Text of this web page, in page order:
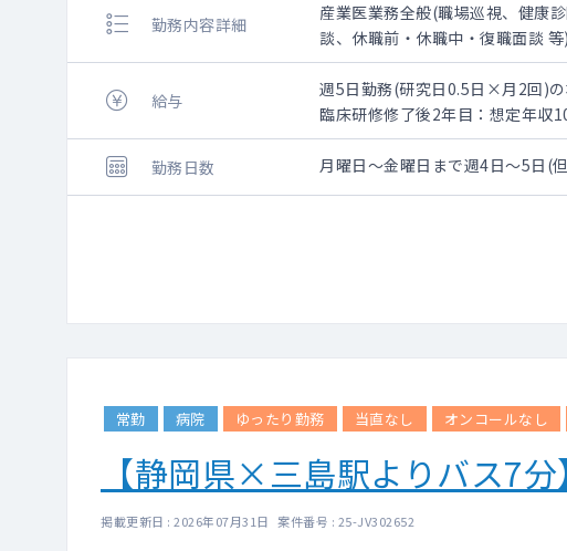
勤務内容詳細
産業医業務全般(職場巡視、健康
談、休職前・休職中・復職面談
ック対応 等
給与
週5日勤務(研究日0.5日×月2回)
臨床研修修了後2年目：想定年収
臨床研修修了後5年目：想定年収
臨床研修修了後10年目：想定年
※経験や年数を考慮し、面接を経
勤務日数 月曜日～金曜日まで週4日～5日(
常勤 病院 ゆったり勤務 当直なし オンコールなし
【静岡県×三島駅よりバス7
掲載更新日 : 2026年07月31日 案件番号 : 25-JV302652